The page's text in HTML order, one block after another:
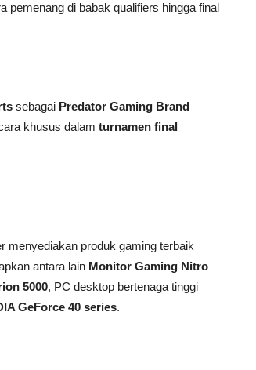
pemenang di babak qualifiers hingga final
sebagai Predator Gaming Brand
khusus dalam turnamen final
menyediakan produk gaming terbaik
antara lain Monitor Gaming Nitro
5000, PC desktop bertenaga tinggi
GeForce 40 series.